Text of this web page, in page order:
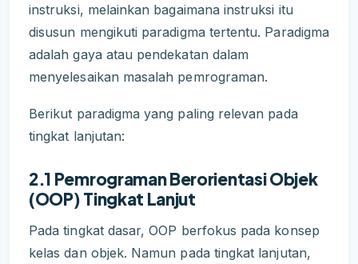
instruksi, melainkan bagaimana instruksi itu
disusun mengikuti paradigma tertentu. Paradigma
adalah gaya atau pendekatan dalam
menyelesaikan masalah pemrograman.
Berikut paradigma yang paling relevan pada
tingkat lanjutan:
2.1 Pemrograman Berorientasi Objek
(OOP) Tingkat Lanjut
Pada tingkat dasar, OOP berfokus pada konsep
kelas dan objek. Namun pada tingkat lanjutan,